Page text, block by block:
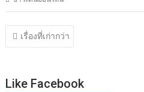
แนะแนว
เรื่อง
เรื่องที่เก่ากว่า
Like Facebook